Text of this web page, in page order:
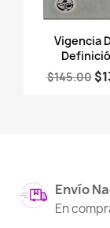
Vista
Vigencia
$145.00
Envío
En